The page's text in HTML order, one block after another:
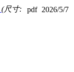
(尺寸:
pdf 2026/5/7